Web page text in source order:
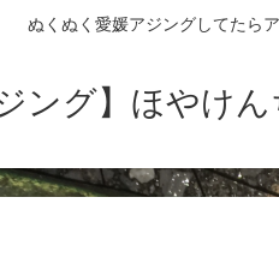
ぬくぬく愛媛アジングしてたら
ング】ほやけ